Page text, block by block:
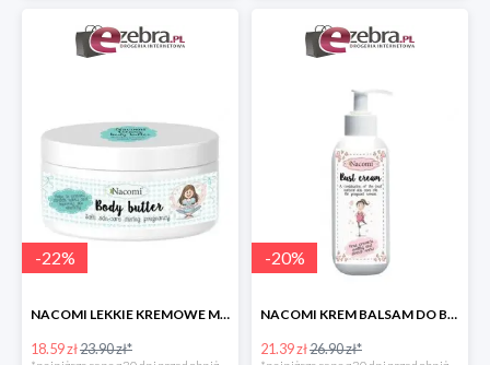
-22%
NACOMI LEKKIE KREMOWE MASŁO DLA KOBIET W CIĄŻY
18.59 zł23.90 zł*
-20%
NACOMI KREM BALSAM DO BIUSTU DLA KOBIET W CIĄŻY
21.39 zł26.90 zł*